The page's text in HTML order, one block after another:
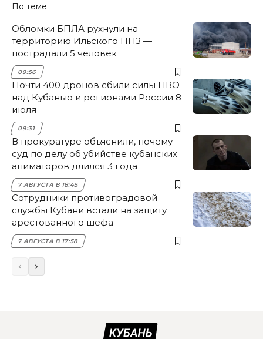
По теме
Обломки БПЛА рухнули на
территорию Ильского НПЗ —
пострадали 5 человек
09:56
Почти 400 дронов сбили силы ПВО
над Кубанью и регионами России 8
июля
09:31
В прокуратуре объяснили, почему
суд по делу об убийстве кубанских
аниматоров длился 3 года
7 АВГУСТА В 18:45
Сотрудники противоградовой
службы Кубани встали на защиту
арестованного шефа
7 АВГУСТА В 17:58